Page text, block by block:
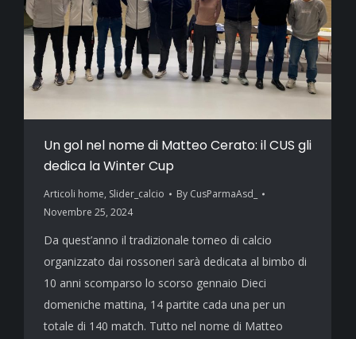
Un gol nel nome di Matteo Cerato: il CUS gli
dedica la Winter Cup
Articoli home, Slider_calcio By CusParmaAsd_
Novembre 25, 2024
Da quest’anno il tradizionale torneo di calcio
organizzato dai rossoneri sarà dedicata al bimbo di
10 anni scomparso lo scorso gennaio Dieci
domeniche mattina, 14 partite cada una per un
totale di 140 match. Tutto nel nome di Matteo